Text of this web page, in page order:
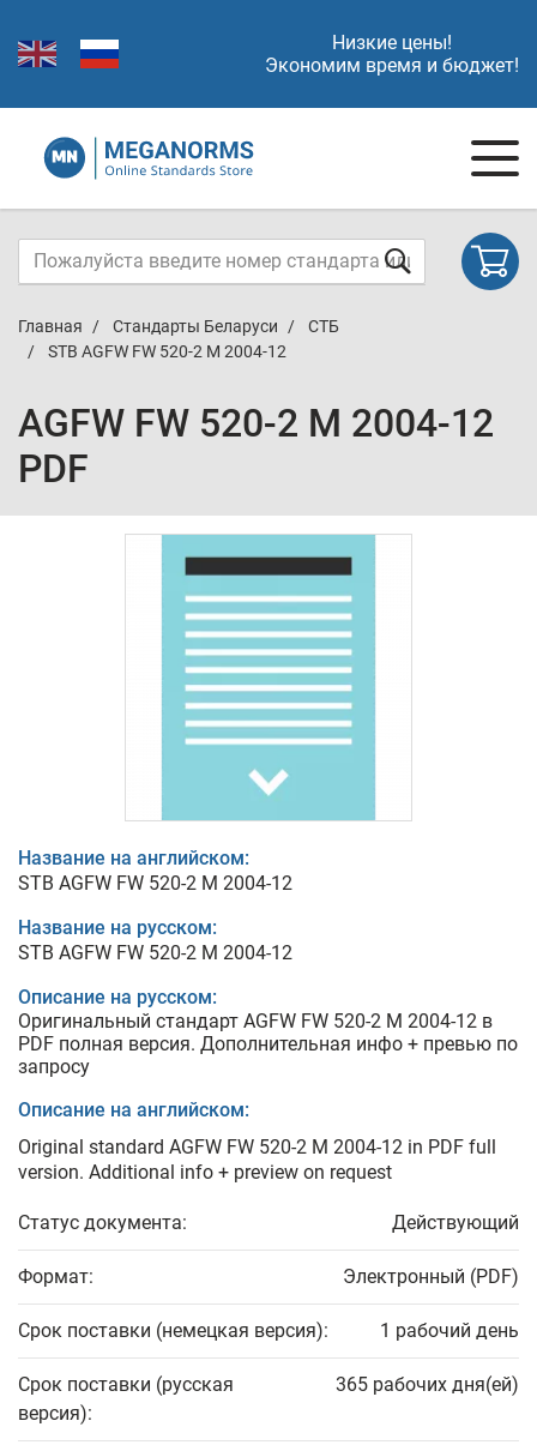
Низкие цены!
Экономим время и бюджет!
Главная Стандарты Беларуси
СТБ
STB AGFW FW 520-2 M 2004-12
AGFW FW 520-2 M 2004-12
PDF
Название на английском:
STB AGFW FW 520-2 M 2004-12
Название на русском:
STB AGFW FW 520-2 M 2004-12
Описание на русском:
Оригинальный стандарт AGFW FW 520-2 M 2004-12 в
PDF полная версия. Дополнительная инфо + превью по
запросу
Описание на английском:
Original standard AGFW FW 520-2 M 2004-12 in PDF full
version. Additional info + preview on request
Статус документа: Действующий
Формат: Электронный (PDF)
Срок поставки (немецкая версия): 1 рабочий день
Срок поставки (русская
версия):
365 рабочих дня(ей)